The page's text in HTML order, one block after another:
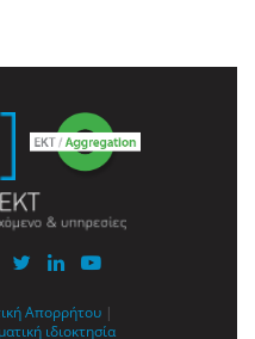
Απορρήτου |
ιδιοκτησία